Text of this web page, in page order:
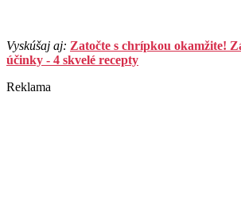
Vyskúšaj aj: Zatočte s chrípkou okamžite!
účinky - 4 skvelé recepty
Reklama